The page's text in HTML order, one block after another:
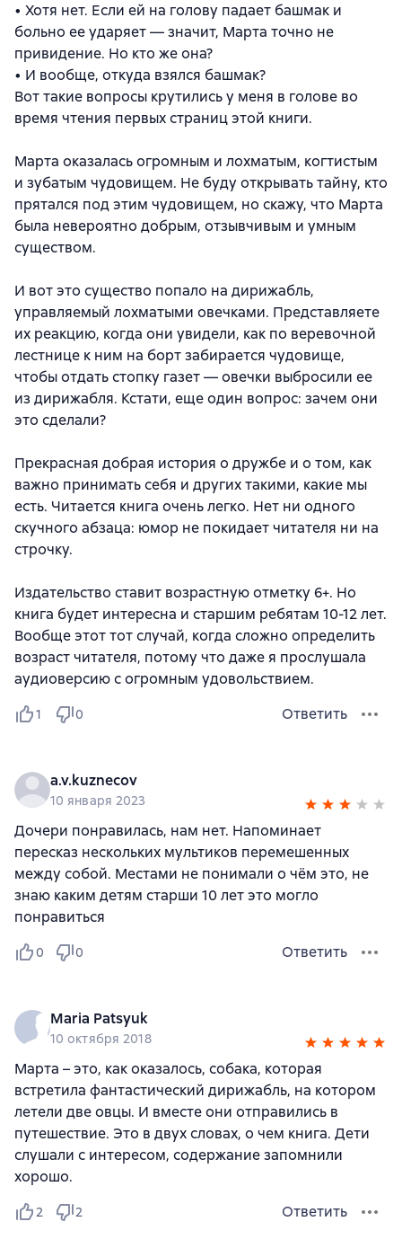
• Хотя нет. Если ей на голову падает башмак и
больно ее ударяет — значит, Марта точно не
привидение. Но кто же она?
• И вообще, откуда взялся башмак?
Вот такие вопросы крутились у меня в голове во
время чтения первых страниц этой книги.
Марта оказалась огромным и лохматым, когтистым
и зубатым чудовищем. Не буду открывать тайну, кто
прятался под этим чудовищем, но скажу, что Марта
была невероятно добрым, отзывчивым и умным
существом.
И вот это существо попало на дирижабль,
управляемый лохматыми овечками. Представляете
их реакцию, когда они увидели, как по веревочной
лестнице к ним на борт забирается чудовище,
чтобы отдать стопку газет — овечки выбросили ее
из дирижабля. Кстати, еще один вопрос: зачем они
это сделали?
Прекрасная добрая история о дружбе и о том, как
важно принимать себя и других такими, какие мы
есть. Читается книга очень легко. Нет ни одного
скучного абзаца: юмор не покидает читателя ни на
строчку.
Издательство ставит возрастную отметку 6+. Но
книга будет интересна и старшим ребятам 10-12 лет.
Вообще этот тот случай, когда сложно определить
возраст читателя, потому что даже я прослушала
аудиоверсию с огромным удовольствием.
1 0 Ответить
a.v.kuznecov
10 января 2023
Дочери понравилась, нам нет. Напоминает
пересказ нескольких мультиков перемешенных
между собой. Местами не понимали о чём это, не
знаю каким детям старши 10 лет это могло
понравиться
0 0 Ответить
Maria Patsyuk
10 октября 2018
Марта – это, как оказалось, собака, которая
встретила фантастический дирижабль, на котором
летели две овцы. И вместе они отправились в
путешествие. Это в двух словах, о чем книга. Дети
слушали с интересом, содержание запомнили
хорошо.
2 2 Ответить